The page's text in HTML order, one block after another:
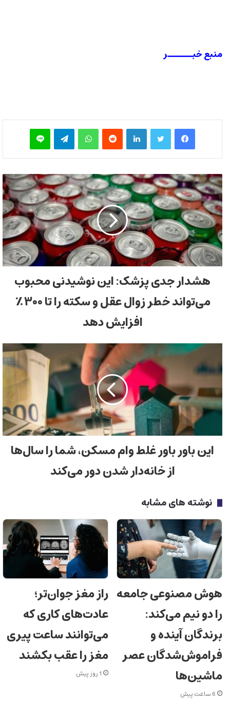
منبع خبــــــر
فیس بوک توییتر لینکدین‫رددیت واتس آپ تلگرام لاین
هشدار جدی پزشک: این نوشیدنی محبوب
می‌تواند خطر زوال عقل و سکته را تا ۳۰۰٪
افزایش دهد
این باور باور غلط وام مسکن، شما را سال‌ها
از خانه‌دار شدن دور می‌کند
نوشته های مشابه
هوش مصنوعی جامعه
را دو نیم می‌کند:
برندگان آینده و
فراموش‌شدگان عصر
ماشین‌ها
6 ساعت پیش
راز مغز جوان‌تر؛
عادت‌های کاری که
می‌توانند ساعت پیری
مغز را عقب بکشند
1 روز پیش